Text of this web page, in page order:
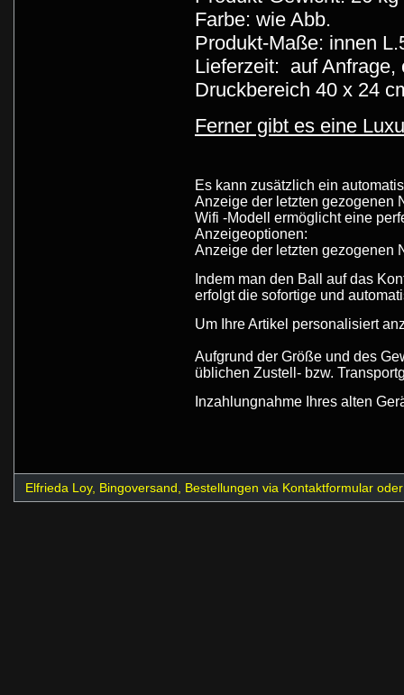
Farbe: wie Abb.
Produkt-Maße: innen
Lieferzeit: auf Anfrage,
Druckbereich 40 x 24
Ferner gibt es eine
Es kann zusätzlich ein
Anzeige der letzten gezogenen
Wifi -Modell ermöglicht eine
Anzeigeoptionen:
Anzeige der letzten gezogenen
Indem man den Ball auf das
erfolgt die sofortige und
Um Ihre Artikel personalisiert
Aufgrund der Größe und des
üblichen Zustell- bzw.
Inzahlungnahme Ihres alten
Elfrieda Loy, Bingoversand, Bestellungen via Kontaktformular